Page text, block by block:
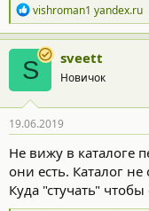
Р
е
а
к
ц
и
и
:
vishroman1 yandex.ru
S sveett
Новичок
19.06.2019
Не вижу в каталоге
они есть. Каталог
Куда "стучать"